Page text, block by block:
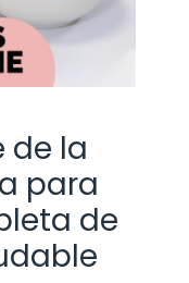
de la
para
de